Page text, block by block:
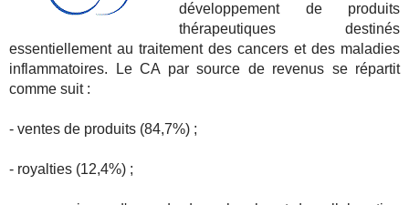
développement de produits
thérapeutiques destinés
essentiellement au traitement des cancers et des maladies
inflammatoires. Le CA par source de revenus se répartit
comme suit :
- ventes de produits (84,7%) ;
- royalties (12,4%) ;